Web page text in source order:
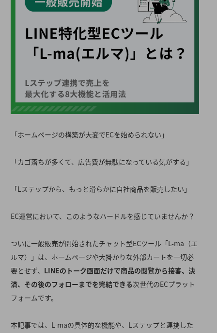
「ホームページの構築が大変でECを始められない」
「カゴ落ちが多くて、広告費が無駄になっている気がする」
「Lステップから、もっと滑らかに自社商品を販売したい」
EC運営において、このようなハードルを感じていませんか？
ついに一般販売が開始されたチャット型ECツール「L-ma（エ
ルマ）」は、ホームページや大掛かりな外部カートを一切必
要とせず、 LINEのトーク画面だけで商品の閲覧から接客、決
済、その後のフォローまでを完結できる次世代のECプラット
フォームです。
本記事では、L-maの具体的な機能や、Lステップと連携した